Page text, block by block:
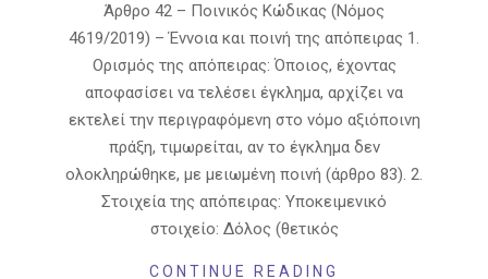
Άρθρο 42 – Ποινικός Κώδικας (Νόμος
4619/2019) – Έννοια και ποινή της απόπειρας 1.
Ορισμός της απόπειρας: Όποιος, έχοντας
αποφασίσει να τελέσει έγκλημα, αρχίζει να
εκτελεί την περιγραφόμενη στο νόμο αξιόποινη
πράξη, τιμωρείται, αν το έγκλημα δεν
ολοκληρώθηκε, με μειωμένη ποινή (άρθρο 83). 2.
Στοιχεία της απόπειρας: Υποκειμενικό
στοιχείο: Δόλος (θετικός
CONTINUE READING